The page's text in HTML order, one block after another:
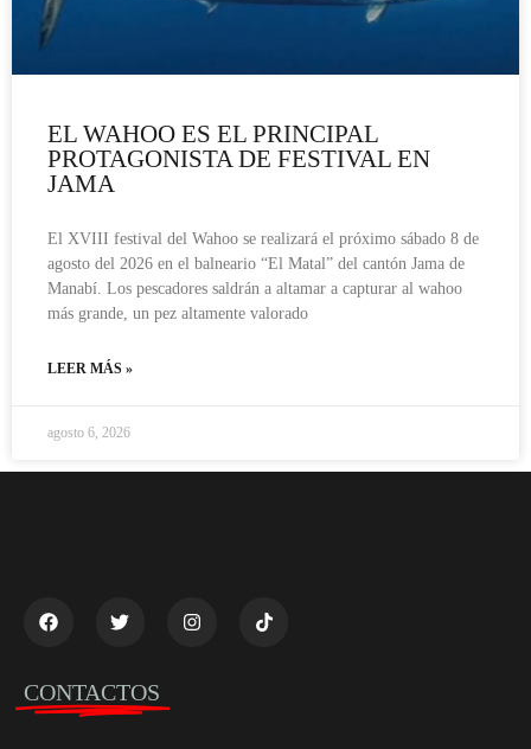
EL WAHOO ES EL PRINCIPAL
PROTAGONISTA DE FESTIVAL EN
JAMA
El XVIII festival del Wahoo se realizará el próximo sábado 8 de
agosto del 2026 en el balneario “El Matal” del cantón Jama de
Manabí. Los pescadores saldrán a altamar a capturar al wahoo
más grande, un pez altamente valorado
LEER MÁS »
agosto 6, 2026
CONTACTOS